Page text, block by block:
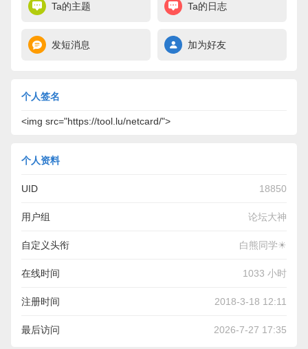
Ta的主题 Ta的日志
发短消息 加为好友
个人签名
<img src="https://tool.lu/netcard/">
个人资料
UID 18850
用户组 论坛大神
自定义头衔 白熊同学☀
在线时间 1033 小时
注册时间 2018-3-18 12:11
最后访问 2026-7-27 17:35